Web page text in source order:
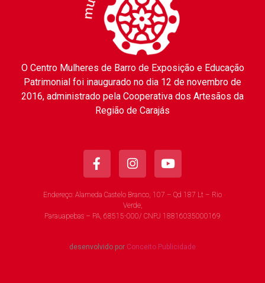
O Centro Mulheres de Barro de Exposição e Educação
Patrimonial foi inaugurado no dia 12 de novembro de
2016, administrado pela Cooperativa dos Artesãos da
Região de Carajás
Endereço: Alameda Castelo Branco, 107 – Qd 187 Lt – Rio
Verde,
Parauapebas – PA, 68515-000/ CNPJ 18816035000169
desenvolvido por Conceito Publicidade